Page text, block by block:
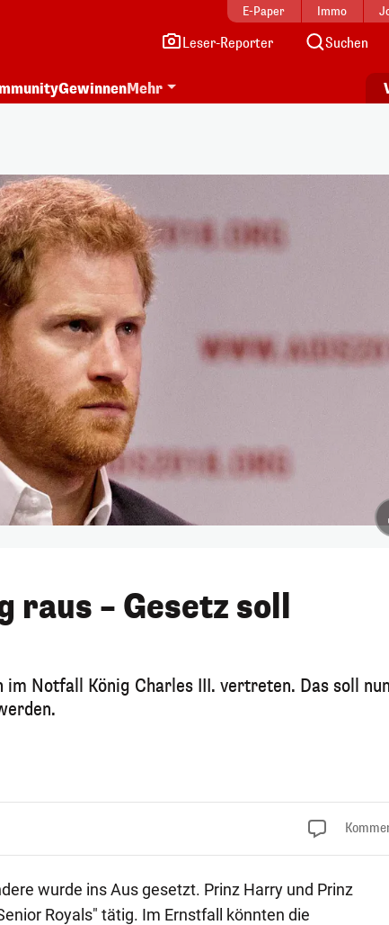
E-Paper Immo
Leser-Reporter Suchen
GewinnenMehr
– Gesetz soll
Notfall König Charles III. vertreten. Das soll
wurde ins Aus gesetzt. Prinz Harry und Prinz
Royals" tätig. Im Ernstfall könnten die